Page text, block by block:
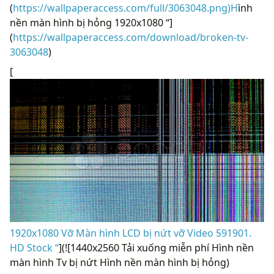
(https://wallpaperaccess.com/full/3063048.png)Hình
nền màn hình bị hỏng 1920x1080 “]
(https://wallpaperaccess.com/download/broken-tv-
3063048)
[
1920x1080 Vỡ Màn hình LCD bị nứt vỡ Video 591901.
HD Stock “](![1440x2560 Tải xuống miễn phí Hình nền
màn hình Tv bị nứt Hình nền màn hình bị hỏng)